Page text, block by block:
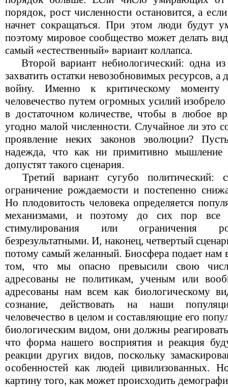
порядок, рост численности остановится, а
начнет сокращаться. При этом люди будут
поэтому мировое сообщество может делать
самый «естественный» вариант коллапса.
Второй вариант небиологический: одна из
захватить остатки невозобновимых ресурсов,
войну. Именно к критическому моменту
человечество путем огромных усилий
в достаточном количестве, чтобы в любое
угодно малой численности. Случайное ли это
проявление неких законов эволюции?
надежда, что как ни примитивно
допустят такого сценария.
Третий вариант сугубо политический:
ограничение рождаемости и постепенно
Но плодовитость человека определяется
механизмами, и поэтому до сих пор все
стимулирования или ограничения
безрезультатными. И, наконец, четвертый
потому самый желанный. Биосфера подает нам
том, что мы опасно превысили свою
адресованы не политикам, ученым или
адресованы нам всем как биологическому
сознание, действовать на наши
человечество в целом и составляющие его
биологическим видом, они должны
что форма нашего восприятия и реакция
реакции других видов, поскольку
особенностей как людей цивилизованных.
картину того, как может происходить